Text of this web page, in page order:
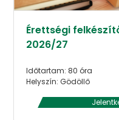
Érettségi
2026/27
Időtartam: 80 óra
Helyszín: Gödöllő